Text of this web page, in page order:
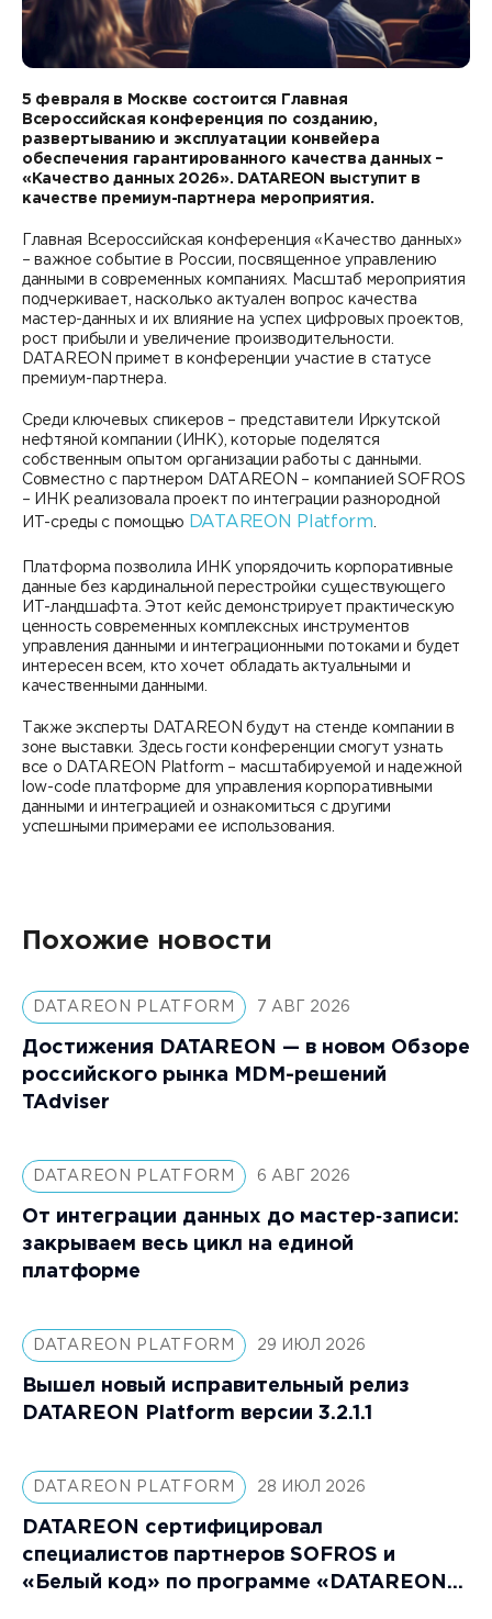
Контакты
Клиенты и проекты
DATAREON ESB
Новости
Анонсы мероприятий
СМИ о нас
Услуги
Образовательный марафон: ваш рывок к новым
знаниям
Учебные курсы DATAREON
Техническая поддержка
Сертификация
Старт с Вендором
Партнеры
Партнерство с DATAREON
Центр экспертизы
Статьи
Документация
Книги DATAREON
Вебинары
5 февраля в Москве состоится Главная
Всероссийская конференция по созданию,
развертыванию и эксплуатации конвейера
обеспечения гарантированного качества данных –
«Качество данных 2026». DATAREON выступит в
качестве премиум-партнера мероприятия.
Главная Всероссийская конференция «Качество данных»
– важное событие в России, посвященное управлению
данными в современных компаниях. Масштаб мероприятия
подчеркивает, насколько актуален вопрос качества
мастер-данных и их влияние на успех цифровых проектов,
рост прибыли и увеличение производительности.
DATAREON примет в конференции участие в статусе
премиум-партнера.
Среди ключевых спикеров – представители Иркутской
нефтяной компании (ИНК), которые поделятся
собственным опытом организации работы с данными.
Совместно с партнером DATAREON – компанией SOFROS
– ИНК реализовала проект по интеграции разнородной
ИТ-среды с помощью
DATAREON Platform
Платформа позволила ИНК упорядочить корпоративные
данные без кардинальной перестройки существующего
ИТ-ландшафта. Этот кейс демонстрирует практическую
ценность современных комплексных инструментов
управления данными и интеграционными потоками и будет
интересен всем, кто хочет обладать актуальными и
качественными данными.
Также эксперты DATAREON будут на стенде компании в
зоне выставки. Здесь гости конференции смогут узнать
все о DATAREON Platform – масштабируемой и надежной
low-code платформе для управления корпоративными
данными и интеграцией и ознакомиться с другими
успешными примерами ее использования.
Похожие новости
DATAREON PLATFORM 7 АВГ 2026
Достижения DATAREON — в новом Обзоре
российского рынка MDM-решений
TAdviser
DATAREON PLATFORM 6 АВГ 2026
От интеграции данных до мастер‑записи:
закрываем весь цикл на единой
платформе
DATAREON PLATFORM 29 ИЮЛ 2026
Вышел новый исправительный релиз
DATAREON Platform версии 3.2.1.1
DATAREON PLATFORM 28 ИЮЛ 2026
DATAREON сертифицировал
специалистов партнеров SOFROS и
«Белый код» по программе «DATAREON